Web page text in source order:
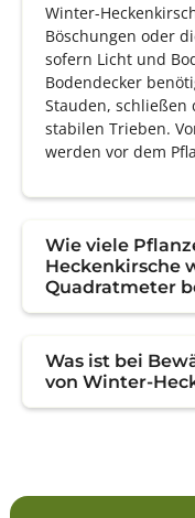
Winter-
Böschungen oder
sofern Licht und
Bodendecker
Stauden,
stabilen Trieben.
werden vor dem
Wie viele
Heckenkirsche
Quadratmeter
Was ist bei
von Winter-